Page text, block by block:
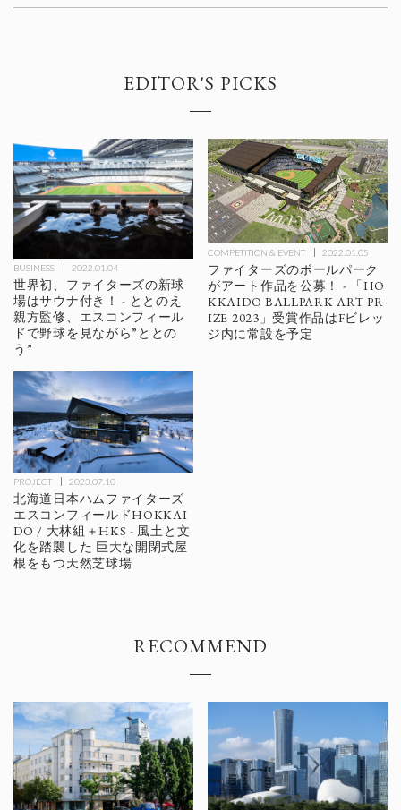
EDITOR'S PICKS
BUSINESS 2022.01.04
世界初、ファイターズの新球
場はサウナ付き！ - ととのえ
親方監修、エスコンフィール
ドで野球を見ながら”ととの
う”
COMPETITION & EVENT 2022.01.05
ファイターズのボールパーク
がアート作品を公募！ - 「HO
KKAIDO BALLPARK ART PR
IZE 2023」受賞作品はFビレッ
ジ内に常設を予定
PROJECT 2023.07.10
北海道日本ハムファイターズ
エスコンフィールドHOKKAI
DO / 大林組＋HKS - 風土と文
化を踏襲した 巨大な開閉式屋
根をもつ天然芝球場
RECOMMEND